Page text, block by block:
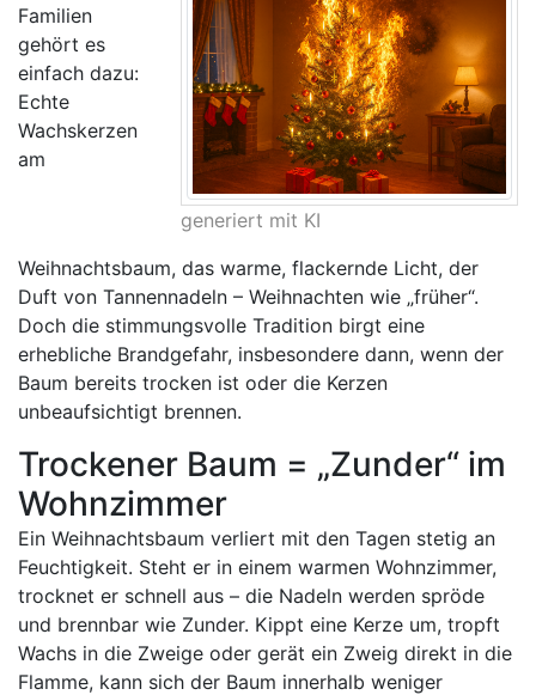
generiert mit KI
Familien
gehört es
einfach dazu:
Echte
Wachskerzen
am
Weihnachtsbaum, das warme, flackernde Licht, der
Duft von Tannennadeln – Weihnachten wie „früher“.
Doch die stimmungsvolle Tradition birgt eine
erhebliche Brandgefahr, insbesondere dann, wenn der
Baum bereits trocken ist oder die Kerzen
unbeaufsichtigt brennen.
Trockener Baum = „Zunder“ im
Wohnzimmer
Ein Weihnachtsbaum verliert mit den Tagen stetig an
Feuchtigkeit. Steht er in einem warmen Wohnzimmer,
trocknet er schnell aus – die Nadeln werden spröde
und brennbar wie Zunder. Kippt eine Kerze um, tropft
Wachs in die Zweige oder gerät ein Zweig direkt in die
Flamme, kann sich der Baum innerhalb weniger